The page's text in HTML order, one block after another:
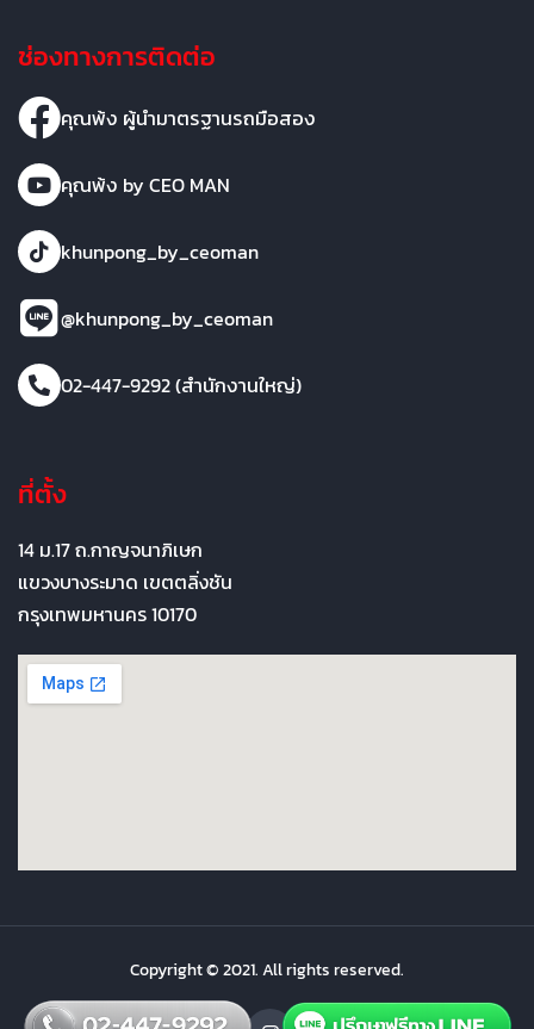
ช่องทางการติดต่อ
คุณพ้ง ผู้นำมาตรฐานรถมือสอง
คุณพ้ง by CEO MAN
khunpong_by_ceoman
@khunpong_by_ceoman
02-447-9292 (สำนักงานใหญ่)
ที่ตั้ง
14 ม.17 ถ.กาญจนาภิเษก
แขวงบางระมาด เขตตลิ่งชัน
กรุงเทพมหานคร 10170
Copyright © 2021. All rights reserved.